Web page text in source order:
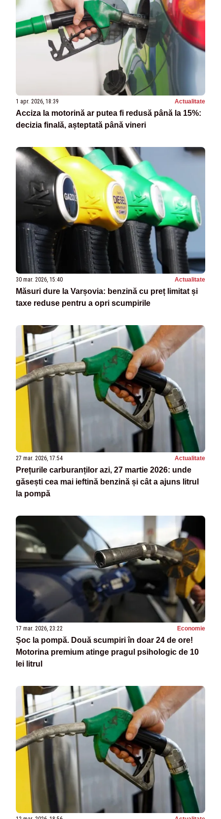
1 apr. 2026, 18:39 Actualitate
Acciza la motorină ar putea fi redusă până la 15%:
decizia finală, așteptată până vineri
30 mar. 2026, 15:40 Actualitate
Măsuri dure la Varșovia: benzină cu preț limitat și
taxe reduse pentru a opri scumpirile
27 mar. 2026, 17:54 Actualitate
Prețurile carburanților azi, 27 martie 2026: unde
găsești cea mai ieftină benzină și cât a ajuns litrul
la pompă
17 mar. 2026, 23:22 Economie
Șoc la pompă. Două scumpiri în doar 24 de ore!
Motorina premium atinge pragul psihologic de 10
lei litrul